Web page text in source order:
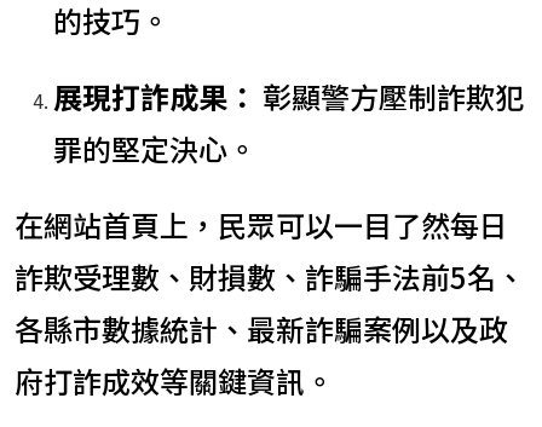
的技巧。
展現打詐成果： 彰顯警方壓制詐欺犯
罪的堅定決心。
在網站首頁上，民眾可以一目了然每日
詐欺受理數、財損數、詐騙手法前5名、
各縣市數據統計、最新詐騙案例以及政
府打詐成效等關鍵資訊。